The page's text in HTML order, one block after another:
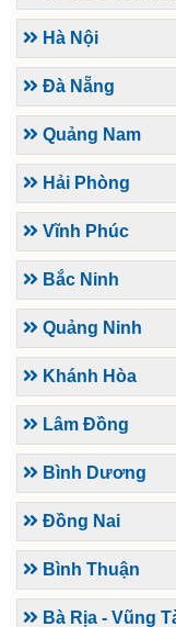
Hà Nội
Đà Nẵng
Quảng Nam
Hải Phòng
Vĩnh Phúc
Bắc Ninh
Quảng Ninh
Khánh Hòa
Lâm Đồng
Bình Dương
Đồng Nai
Bình Thuận
Bà Rịa - Vũng